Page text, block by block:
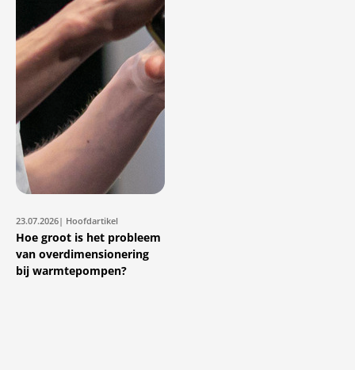
23.07.2026| Hoofdartikel
Hoe groot is het probleem
van overdimensionering
bij warmtepompen?